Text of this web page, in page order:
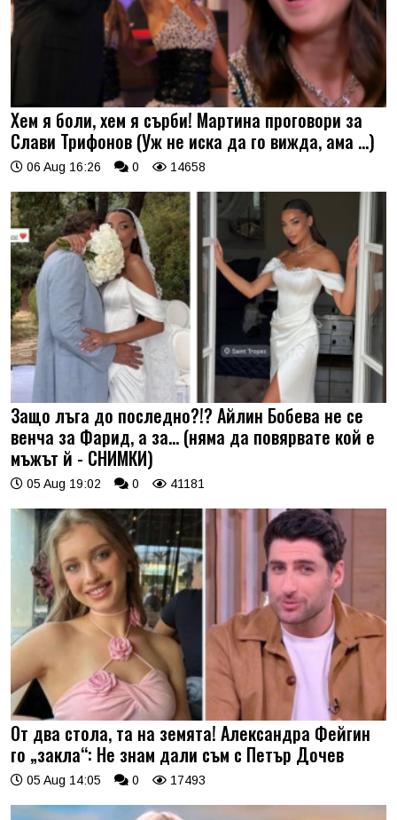
Хем я боли, хем я сърби! Мартина проговори за
Слави Трифонов (Уж не иска да го вижда, ама …)
06 Aug 16:26 0 14658
Защо лъга до последно?!? Айлин Бобева не се
венча за Фарид, а за... (няма да повярвате кой е
мъжът й - СНИМКИ)
05 Aug 19:02 0 41181
От два стола, та на земята! Александра Фейгин
го „закла“: Не знам дали съм с Петър Дочев
05 Aug 14:05 0 17493